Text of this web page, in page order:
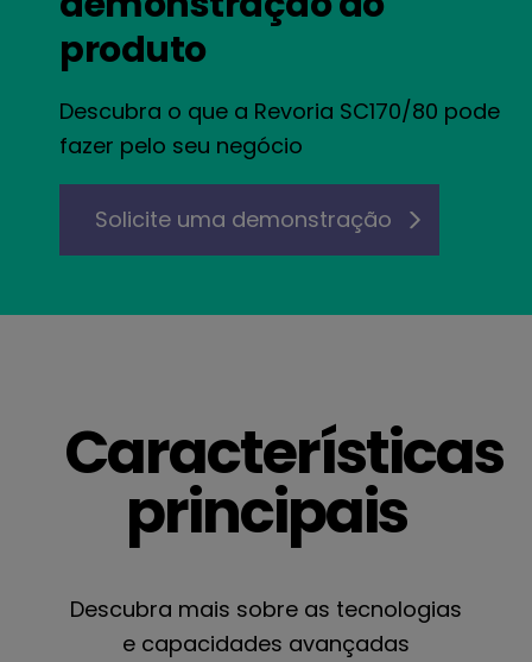
produto
Descubra o que a Revoria SC170/80 pode
fazer pelo seu negócio
Solicite uma demonstração
Solicite uma
Características
principais
Descubra mais sobre as tecnologias
e capacidades avançadas